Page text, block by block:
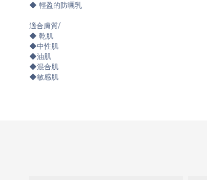
◆ 輕盈的防曬乳
適合膚質/
◆ 乾肌
◆中性肌
◆油肌
◆混合肌
◆敏感肌